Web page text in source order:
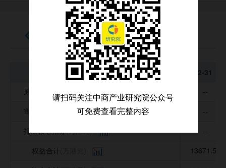
财务分析（年度）
财务分析（季度）
财报原始文件（PDF）
募集资金投向
公司公告信息
资产负债表
科目\年度 2025-12-31
科目\年度
2025-12-31
原始货币
(万港元)
--
审计意见
(万港元)
--
报表核心指标(万港元)
--
权益合计
13671.50
请扫码关注中商产业研究院公众号
可免费查看完整内容